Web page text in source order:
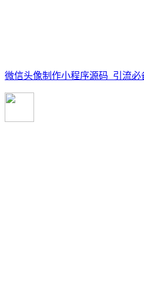
微信头像制作小程序源码_引流